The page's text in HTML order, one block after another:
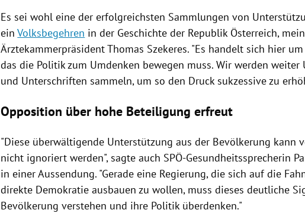
Es sei wohl eine der erfolgreichsten Sammlungen von
einVolksbegehren in der Geschichte der Republik Österreich,
ÄrztekammerpräsidentThomas Szekeres. "Es handelt sich hier
das die Politik zum Umdenken bewegen muss. Wir werden weiter
und Unterschriften sammeln, um so den Druck sukzessive zu
Opposition über hohe Beteiligung erfreut
"Diese überwältigende Unterstützung aus der Bevölkerung kann
nicht ignoriert werden", sagte auch SPÖ-Gesundheitssprecherin
in einer Aussendung. "Gerade eine Regierung, die sich auf die
direkte Demokratie ausbauen zu wollen, muss dieses deutliche
Bevölkerung verstehen und ihre Politik überdenken."